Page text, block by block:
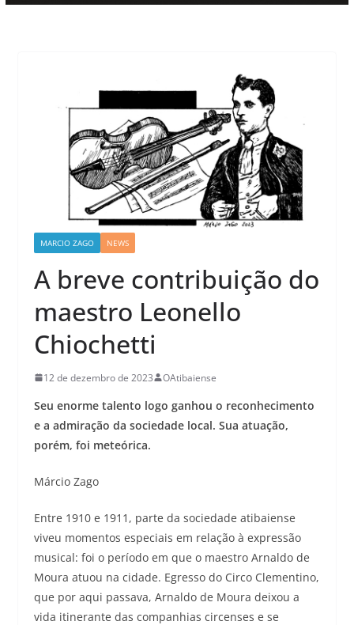
MARCIO ZAGO NEWS
A breve contribuição do
maestro Leonello
Chiochetti
12 de dezembro de 2023 OAtibaiense
Seu enorme talento logo ganhou o reconhecimento
e a admiração da sociedade local. Sua atuação,
porém, foi meteórica.
Márcio Zago
Entre 1910 e 1911, parte da sociedade atibaiense
viveu momentos especiais em relação à expressão
musical: foi o período em que o maestro Arnaldo de
Moura atuou na cidade. Egresso do Circo Clementino,
que por aqui passava, Arnaldo de Moura deixou a
vida itinerante das companhias circenses e se